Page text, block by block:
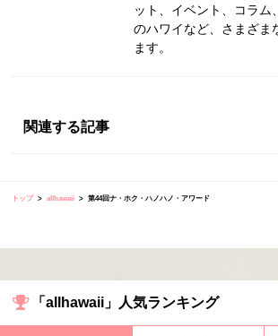
ット、イベント、コラム
のハワイなど、さまざま
ます。
関連する記事
トップ allhawaii 第44回ナ・ホク・ハノハノ・アワード
「allhawaii」人気ランキング